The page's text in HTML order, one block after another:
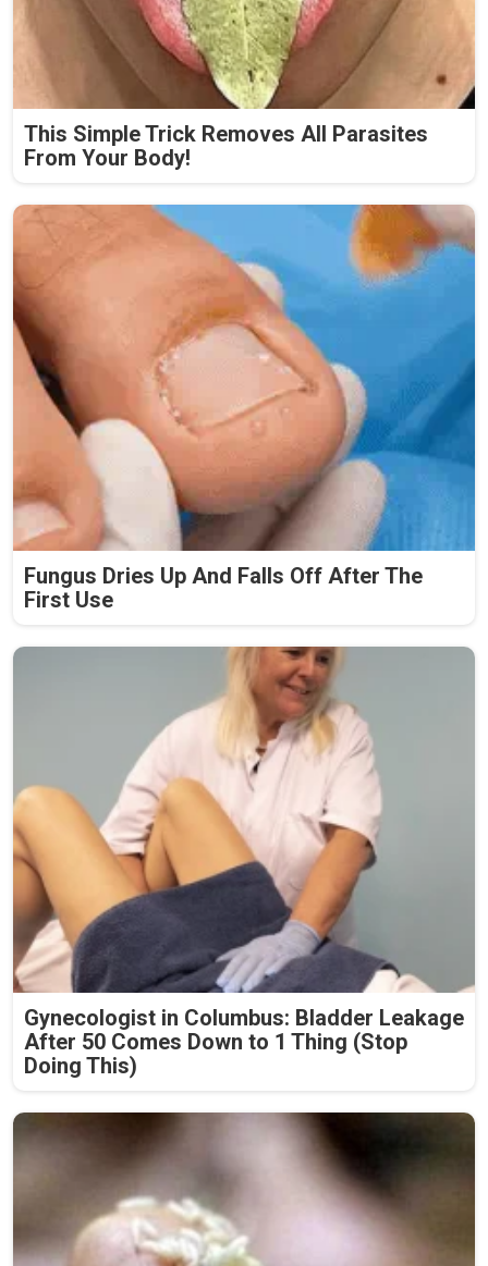
This Simple Trick Removes All Parasites
From Your Body!
Fungus Dries Up And Falls Off After The
First Use
Gynecologist in Columbus: Bladder Leakage
After 50 Comes Down to 1 Thing (Stop
Doing This)